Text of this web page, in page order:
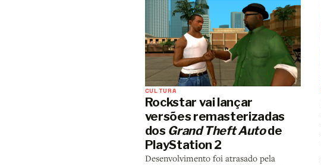
CULTURA
Rockstar vai lançar
versões remasterizadas
dos Grand Theft Autode
PlayStation 2
Desenvolvimento foi atrasado pela